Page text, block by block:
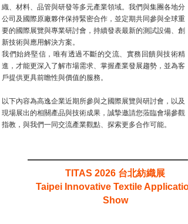
織、材料、品管與研發等多元產業領域。我們與集團各地分
公司及國際原廠夥伴保持緊密合作，並定期共同參與全球重
要的國際展覽與專業研討會，持續發表最新的測試設備、創
新技術與應用解決方案。
我們始終堅信，唯有透過不斷的交流、實務回饋與技術精
進，才能更深入了解市場需求、掌握產業發展趨勢，並為客
戶提供更具前瞻性與價值的服務。
以下內容為高逸企業近期所參與之國際展覽與研討會，以及
現場展出的相關產品與技術成果，誠摯邀請您蒞臨會場參觀
指教，與我們一同交流產業觀點、探索更多合作可能。
TITAS 2026 台北紡織展
Taipei Innovative Textile
Show